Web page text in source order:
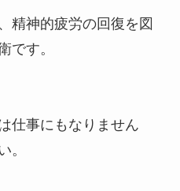
精神的疲労の回復を図
です。
仕事にもなりません
。